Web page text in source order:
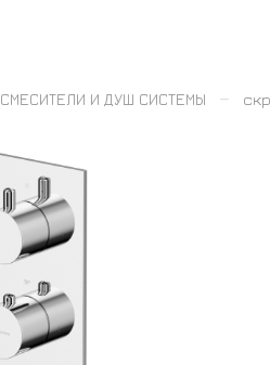
СМЕСИТЕЛИ И ДУШ СИСТЕМЫ –